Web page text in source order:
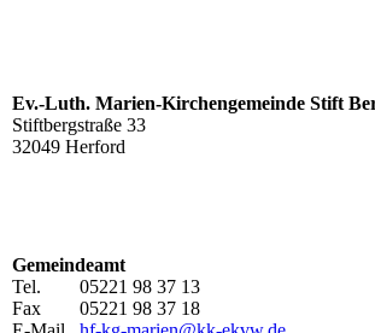
Ev.-Luth. Marien-Kirchengemeinde Stift
Stiftbergstraße 33
32049 Herford
Gemeindeamt
Tel. 05221 98 37 13
Fax 05221 98 37 18